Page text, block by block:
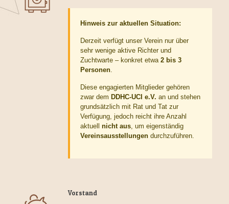
Hinweis zur aktuellen Situation:
Derzeit verfügt unser Verein nur über
sehr wenige aktive Richter und
Zuchtwarte – konkret etwa 2 bis 3
Personen.
Diese engagierten Mitglieder gehören
zwar dem DDHC-UCI e.V. an und stehen
grundsätzlich mit Rat und Tat zur
Verfügung, jedoch reicht ihre Anzahl
aktuell nicht aus, um eigenständig
Vereinsausstellungen durchzuführen.
Vorstand